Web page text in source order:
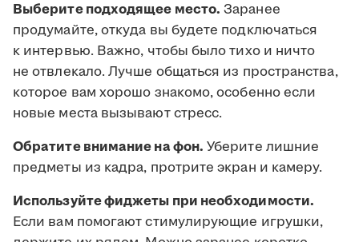
Выберите подходящее место. Заранее
продумайте, откуда вы будете подключаться
к интервью. Важно, чтобы было тихо и ничто
не отвлекало. Лучше общаться из пространства,
которое вам хорошо знакомо, особенно если
новые места вызывают стресс.
Обратите внимание на фон. Уберите лишние
предметы из кадра, протрите экран и камеру.
Используйте фиджеты при необходимости.
Если вам помогают стимулирующие игрушки,